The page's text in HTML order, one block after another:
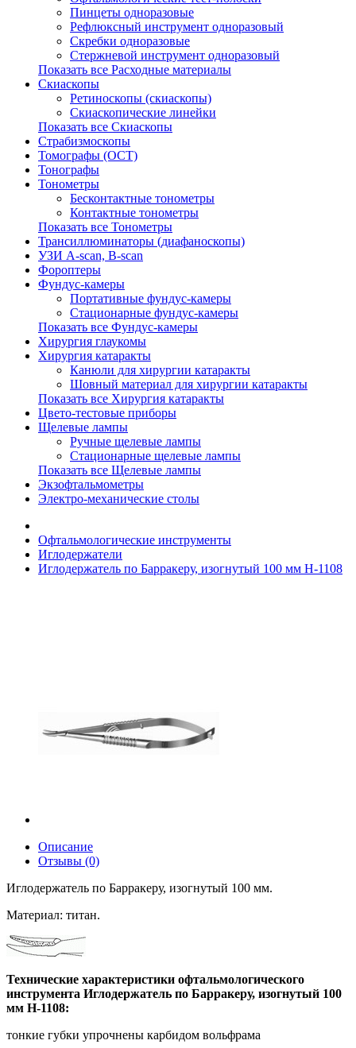
Пинцеты одноразовые
Рефлюксный инструмент одноразовый
Скребки одноразовые
Стержневой инструмент одноразовый
Показать все Расходные материалы
Скиаскопы
Ретиноскопы (скиаскопы)
Скиаскопические линейки
Показать все Скиаскопы
Страбизмоскопы
Томографы (OCT)
Тонографы
Тонометры
Бесконтактные тонометры
Контактные тонометры
Показать все Тонометры
Трансиллюминаторы (диафаноскопы)
УЗИ A-scan, B-scan
Фороптеры
Фундус-камеры
Портативные фундус-камеры
Стационарные фундус-камеры
Показать все Фундус-камеры
Хирургия глаукомы
Хирургия катаракты
Канюли для хирургии катаракты
Шовный материал для хирургии катаракты
Показать все Хирургия катаракты
Цвето-тестовые приборы
Щелевые лампы
Ручные щелевые лампы
Стационарные щелевые лампы
Показать все Щелевые лампы
Экзофтальмометры
Электро-механические столы
Офтальмологические инструменты
Иглодержатели
Иглодержатель по Барракеру, изогнутый 100 мм H-1108
Описание
Отзывы (0)
Иглодержатель по Барракеру, изогнутый 100 мм.
Материал: титан.
Технические характеристики офтальмологического
инструмента Иглодержатель по Барракеру, изогнутый 100
мм H-1108:
тонкие губки упрочнены карбидом вольфрама